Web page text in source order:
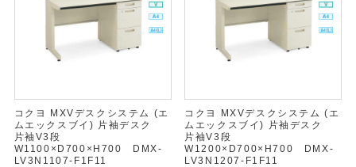
コクヨ MXVデスクシステム (エ
ムエックスブイ) 片袖デスク
片袖V3段
W1100×D700×H700 DMX-
LV3N1107-F1F11
コクヨ MXVデスクシステム (エ
ムエックスブイ) 片袖デスク
片袖V3段
W1200×D700×H700 DMX-
LV3N1207-F1F11